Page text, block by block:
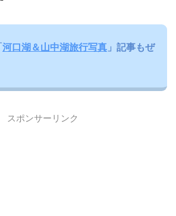
河口湖＆山中湖旅行写真 」記事もぜ
スポンサーリンク